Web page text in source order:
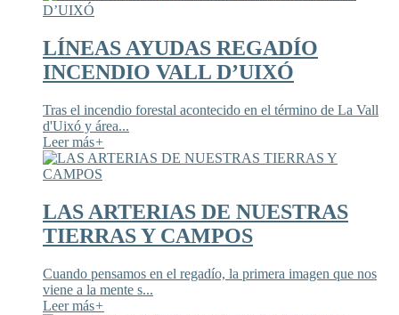
LÍNEAS AYUDAS REGADÍO
INCENDIO VALL D’UIXÓ
Tras el incendio forestal acontecido en el término de La Vall
d'Uixó y área...
Leer más+
LAS ARTERIAS DE NUESTRAS
TIERRAS Y CAMPOS
Cuando pensamos en el regadío, la primera imagen que nos
viene a la mente s...
Leer más+